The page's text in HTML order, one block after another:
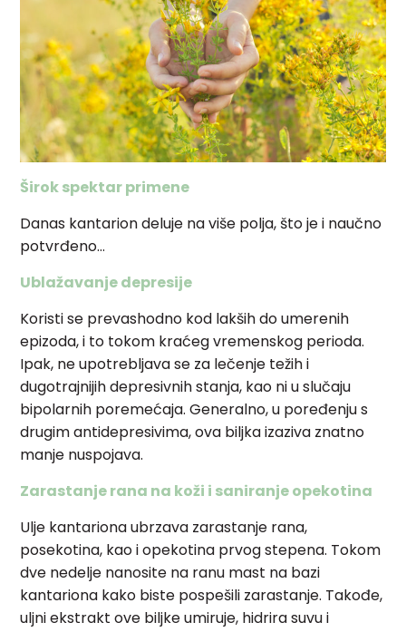
Širok spektar primene
Danas kantarion deluje na više polja, što je i naučno
potvrđeno…
Ublažavanje depresije
Koristi se prevashodno kod lakših do umerenih
epizoda, i to tokom kraćeg vremenskog perioda.
Ipak, ne upotrebljava se za lečenje težih i
dugotrajnijih depresivnih stanja, kao ni u slučaju
bipolarnih poremećaja. Generalno, u poređenju s
drugim antidepresivima, ova biljka izaziva znatno
manje nuspojava.
Zarastanje rana na koži i saniranje opekotina
Ulje kantariona ubrzava zarastanje rana,
posekotina, kao i opekotina prvog stepena. Tokom
dve nedelje nanosite na ranu mast na bazi
kantariona kako biste pospešili zarastanje. Takođe,
uljni ekstrakt ove biljke umiruje, hidrira suvu i